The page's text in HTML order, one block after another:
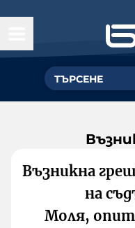
Възникна
на
Моля,